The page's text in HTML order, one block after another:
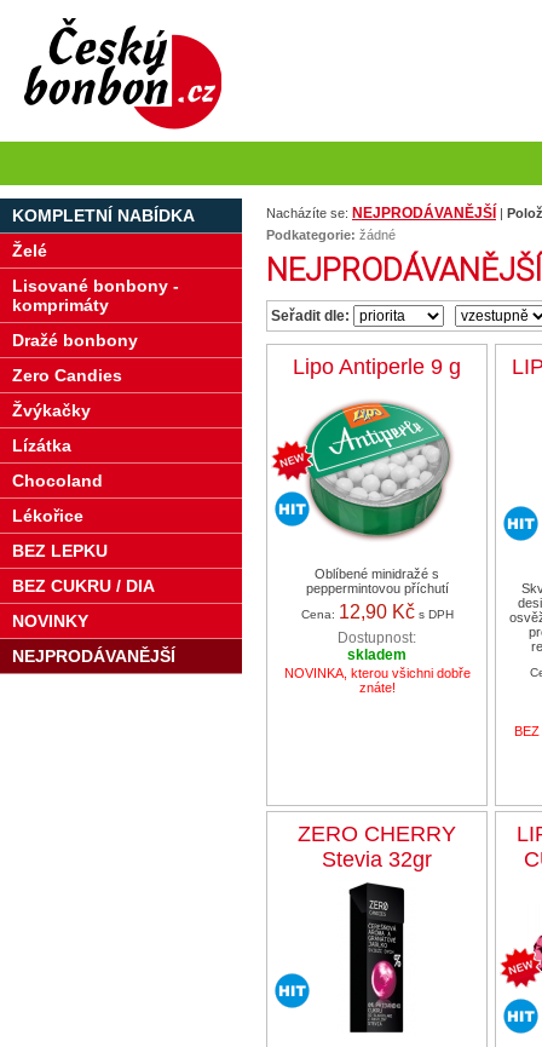
Nacházíte se: NEJPRODÁVANĚJŠÍ |
Podkategorie: žádné
NEJPRODÁVANĚJŠÍ
Seřadit dle:
Lipo Antiperle 9 g
Oblíbené minidražé s
peppermintovou příchutí
Cena: 12,90 Kčs DPH
Dostupnost:
skladem
NOVINKA, kterou všichni dobře
znáte!
ZERO CHERRY
Stevia 32gr
KOMPLETNÍ NABÍDKA
Želé
Lisované bonbony -
komprimáty
Dražé bonbony
Zero Candies
Žvýkačky
Lízátka
Chocoland
Lékořice
BEZ LEPKU
BEZ CUKRU / DIA
NOVINKY
NEJPRODÁVANĚJŠÍ